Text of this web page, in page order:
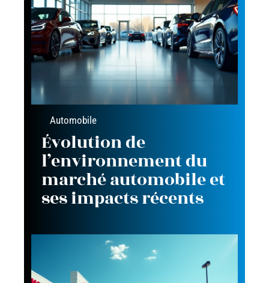
Automobile
Évolution de
l’environnement du
marché automobile et
ses impacts récents